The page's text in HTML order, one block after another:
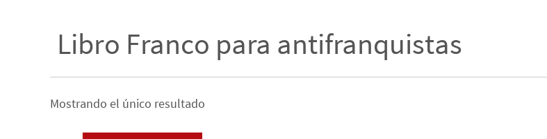
Libro Franco para antifranquistas
Mostrando el único resultado